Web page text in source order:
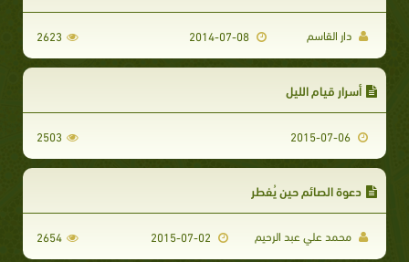
دار القاسم 2623
أسرار قيام الليل
2503
دعوة الصائم حين يُفطر
محمد علي عبد الرحيم 2654